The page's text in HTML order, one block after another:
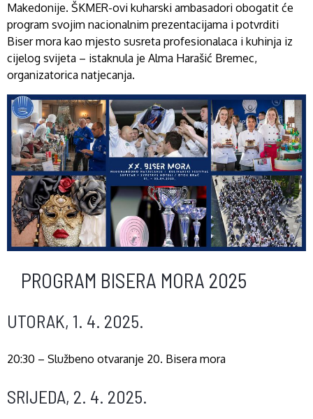
Makedonije. ŠKMER-ovi kuharski ambasadori obogatit će
program svojim nacionalnim prezentacijama i potvrditi
Biser mora kao mjesto susreta profesionalaca i kuhinja iz
cijelog svijeta – istaknula je Alma Harašić Bremec,
organizatorica natjecanja.
PROGRAM BISERA MORA 2025
UTORAK, 1. 4. 2025.
20:30 – Službeno otvaranje 20. Bisera mora
SRIJEDA, 2. 4. 2025.